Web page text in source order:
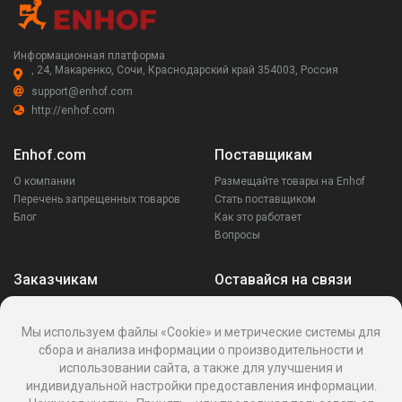
Информационная платформа
, 24, Макаренко, Сочи, Краснодарский край 354003, Россия
support@enhof.com
http://enhof.com
Enhof.com
О компании
Перечень запрещенных товаров
Блог
Поставщикам
Размещайте товары на Enhof
Стать поставщиком
Как это работает
Вопросы
Заказчикам
Ваши запросы
Написать поставщику
Написать в поддержку
Реквизиты
Оставайся на связи
Мы используем файлы «Cookie» и метрические системы для
сбора и анализа информации о производительности и
использовании сайта, а также для улучшения и
индивидуальной настройки предоставления информации.